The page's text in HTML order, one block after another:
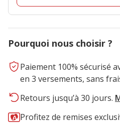
avis
Pourquoi nous choisir ?
Paiement 100% sécurisé
en 3 versements, sans
Retours jusqu’à 30 jours.
Profitez de remises